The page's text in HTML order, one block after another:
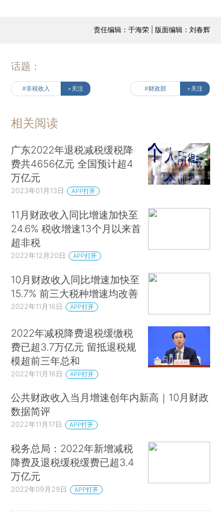
责任编辑：于海荣 | 版面编辑：刘春辉
话题：
#非税收入 +关注 #财政部 +关注
相关阅读
广东2022年退税减税缓税降
费共4656亿元 全国预计超4
万亿元
2023年01月13日 APP打开
11月财政收入同比增速加快至
24.6% 税收增速13个月以来首
超非税
2022年12月20日 APP打开
10月财政收入同比增速加快至
15.7% 前三大税种增速均改善
2022年11月16日 APP打开
2022年减税降费退税缓缴税
费已超3.7万亿元 留抵退税规
模超前三年总和
2022年11月16日 APP打开
公共财政收入当月增速创年内新高｜10月财政
数据简评
2022年11月17日 APP打开
税务总局：2022年新增减税
降费及退税缓税缓费已超3.4
万亿元
2022年09月29日 APP打开